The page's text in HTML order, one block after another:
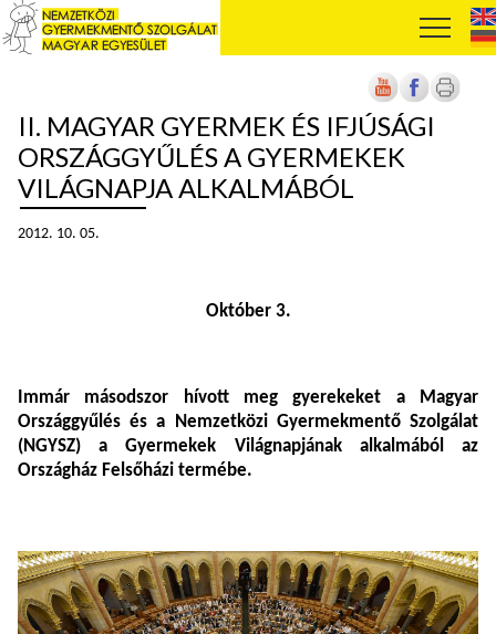
II. MAGYAR GYERMEK ÉS IFJÚSÁGI
ORSZÁGGYŰLÉS A GYERMEKEK
VILÁGNAPJA ALKALMÁBÓL
2012. 10. 05.
Október 3.
Immár másodszor hívott meg gyerekeket a Magyar
Országgyűlés és a Nemzetközi Gyermekmentő Szolgálat
(NGYSZ) a Gyermekek Világnapjának alkalmából az
Országház Felsőházi termébe.